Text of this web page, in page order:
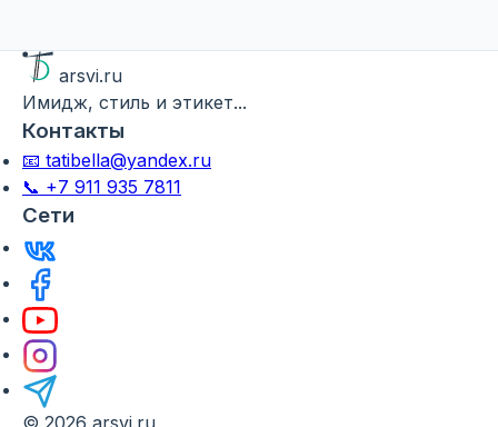
arsvi.ru
Имидж, стиль и этикет...
Контакты
📧 tatibella@yandex.ru
📞 +7 911 935 7811
Сети
© 2026 arsvi.ru